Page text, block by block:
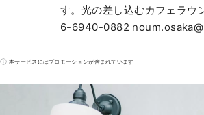
す。光の差し込むカフェラウンジで
6-6940-0882
本サービスにはプロモーションが含まれています